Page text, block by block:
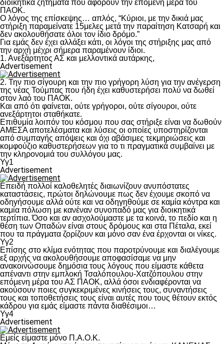
διοικητικά ζητήματα που αφορούν την επόμενη μέρα του
ΠΑΟΚ.
Ο λόγος της επίσκεψης… απλός, “Κύριοι, με την δικιά μας
στήριξη παραμείνατε 15μελες μετά την παραίτηση Κατσαρή και
δεν ακολουθήσατε όλοι τον ίδιο δρόμο.”
Για εμάς δεν έχει αλλάξει κάτι, οι λόγοι της στήριξης μας από
την αρχή μέχρι σήμερα παραμένουν ίδιοι.
1. Ανεξάρτητος ΑΣ και μελλοντικά αυτάρκης,
Advertisement
2. Την πιο σίγουρη και την πιο γρήγορη λύση για την ανέγερση
της νέας Τούμπας που ήδη έχει καθυστερήσει πολύ να δωθεί
στον λαό του ΠΑΟΚ.
Και από ότι φαίνεται, ούτε γρήγοροι, ούτε σίγουροι, ούτε
ανεξάρτητοι σταθήκατε.
Επιθυμία λοιπόν του κόσμου που σας στήριξε είναι να δωθούν
ΑΜΕΣΑ αποτελέσματα και λύσεις οι οποίες υποστηρίζονται
από συμπαγής απόψεις και όχι αβάσιμες τεκμηριώσεις και
κομφούζιο καθυστερήσεων για το τι πραγματικά συμβαίνει με
την κληρονομιά του συλλόγου μας.
Υγ1
Advertisement
Επειδή πολλοί καλοθελητές διαιωνίζουν ανυπόστατες
καταστάσεις, πρώτοι δηλώνουμε πως δεν έχουμε σκοπό να
οδηγήσουμε αλλά ούτε και να οδηγηθούμε σε καμία κόντρα και
καμία πόλωση με κανέναν συνοπαδό μας για διοικητικά
τερτίπια. Όσο και αν ασχολούμαστε με τα κοινά, το πεδίο και η
θέση των Οπαδών είναι στους δρόμους και στα Πέταλα, εκεί
που τα πράγματα ζορίζουν και μόνο σαν ένα έρχονται οι νίκες.
Υγ2
Επίσης στο κλίμα ενότητας που παροτρύνουμε και διαλέγουμε
εξ αρχής να ακολουθήσουμε αποφασίσαμε να μην
ανακοινώσουμε δημόσια τους λόγους που είμαστε κάθετα
απέναντι στην εμπλοκή Τσαλόπουλου-Χατζόπουλου στην
επόμενη μέρα του ΑΣ ΠΑΟΚ, αλλά όσοι ενδιαφέρονται να
ακούσουν ποιες συγκεκριμένες κινήσεις τους, συναντήσεις
τους και τοποθετήσεις τους είναι αυτές που τους θέτουν εκτός
κάδρου για εμάς είμαστε πάντα διαθέσιμοι…
Υγ4
Advertisement
Εμείς είμαστε μόνο Π.Α.Ο.Κ.